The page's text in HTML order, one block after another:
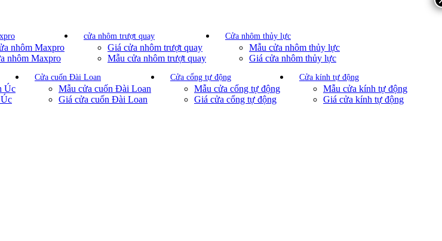
nhôm Maxpro
nhôm Maxpro
cửa nhôm trượt quay
Giá cửa nhôm trượt quay
Mẫu cửa nhôm trượt quay
Cửa nhôm thủy lực
Mẫu cửa nhôm thủy lực
Giá cửa nhôm thủy lực
Úc
Cửa cuốn Đài Loan
Mẫu cửa cuốn Đài Loan
Giá cửa cuốn Đài Loan
Cửa cổng tự động
Mẫu cửa cổng tự động
Giá cửa cổng tự động
Cửa kính tự động
Mẫu cửa kính tự động
Giá cửa kính tự động